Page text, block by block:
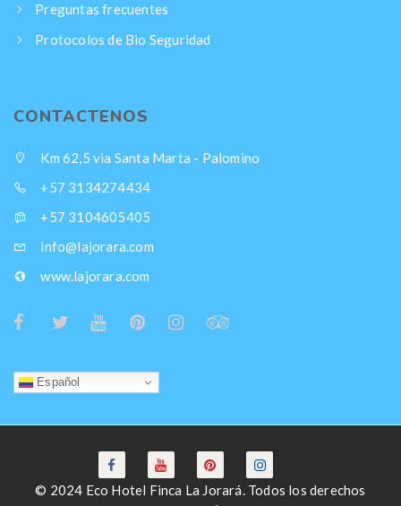
Preguntas frecuentes
Protocolos de Bio Seguridad
CONTACTENOS
Km 62,5 via Santa Marta - Palomino
+57 3134274434
+57 3104605405
info@lajorara.com
www.lajorara.com
Español
© 2024 Eco Hotel Finca La Jorará. Todos los derechos